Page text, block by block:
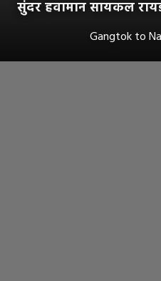
सुंदर हवामान सायकल
Gangtok to